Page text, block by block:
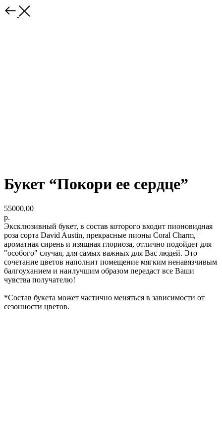
Букет “Покори ее сердце”
55000,00
р.
Эксклюзивный букет, в состав которого входит пионовидная
роза сорта David Austin, прекрасные пионы Сoral Сharm,
ароматная сирень и изящная глориоза, отлично подойдет для
"особого" случая, для самых важных для Вас людей. Это
сочетание цветов наполнит помещение мягким ненавязчивым
балгоуханием и наилучшим образом передаст все Ваши
чувства получателю!
*Cостав букета может частично меняться в зависимости от
сезонности цветов.